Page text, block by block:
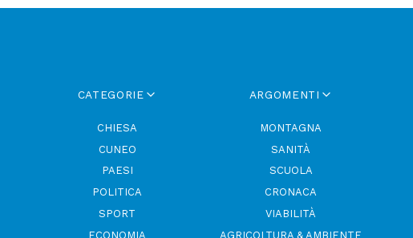
CATEGORIE
CHIESA
CUNEO
PAESI
POLITICA
SPORT
ECONOMIA
ARGOMENTI
MONTAGNA
SANITÀ
SCUOLA
CRONACA
VIABILITÀ
AGRICOLTURA & AMBIENTE